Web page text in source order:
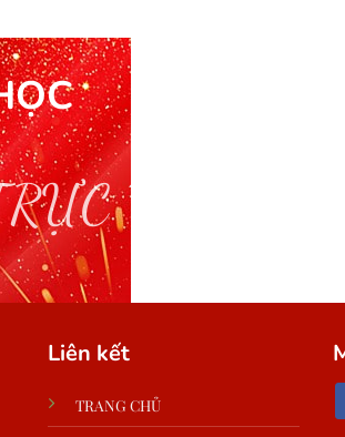
TUYẾN
Liên kết
TRANG CHỦ